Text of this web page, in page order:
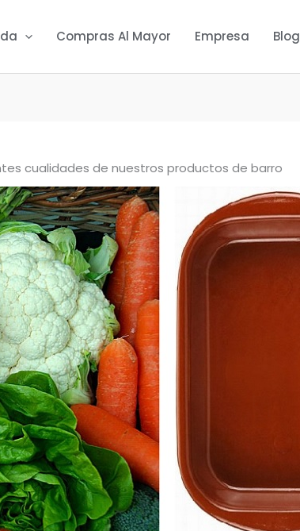
Compras Al Mayor Empresa Blog
cualidades de nuestros productos de barro